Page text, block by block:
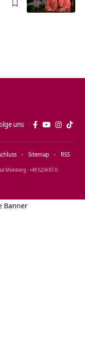
uns
Meinberg · +49 5234 87‑0 ·
Sitemap RSS
Banner